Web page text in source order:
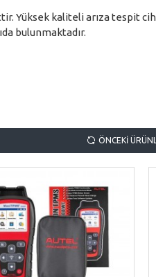
kaliteli arıza tespit
bulunmaktadır.
ÖNCEKI